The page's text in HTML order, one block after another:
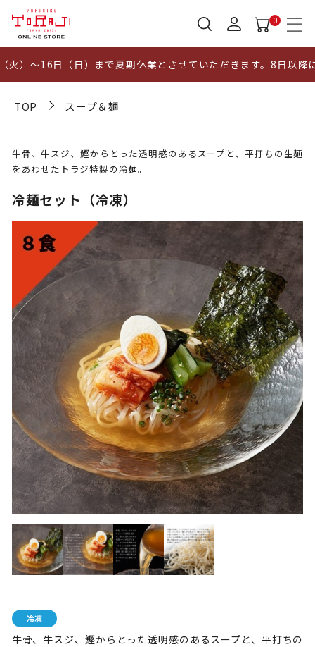
0
16日（日）まで夏期休業とさせていただきます。8日以降にい
TOP スープ＆麺
牛骨、牛スジ、鰹からとった透明感のあるスープと、平打ちの生麺
をあわせたトラジ特製の冷麺。
冷麺セット（冷凍）
牛骨、牛スジ、鰹からとった透明感のあるスープと、平打ちの